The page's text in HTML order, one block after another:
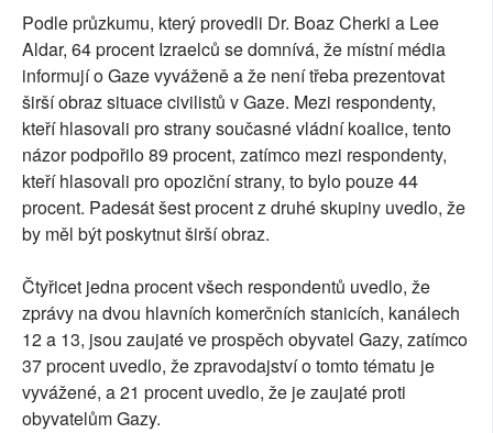
Podle průzkumu, který provedli Dr. Boaz Cherki a Lee
Aldar, 64 procent Izraelců se domnívá, že místní média
informují o Gaze vyváženě a že není třeba prezentovat
širší obraz situace civilistů v Gaze. Mezi respondenty,
kteří hlasovali pro strany současné vládní koalice, tento
názor podpořilo 89 procent, zatímco mezi respondenty,
kteří hlasovali pro opoziční strany, to bylo pouze 44
procent. Padesát šest procent z druhé skupiny uvedlo, že
by měl být poskytnut širší obraz.
Čtyřicet jedna procent všech respondentů uvedlo, že
zprávy na dvou hlavních komerčních stanicích, kanálech
12 a 13, jsou zaujaté ve prospěch obyvatel Gazy, zatímco
37 procent uvedlo, že zpravodajství o tomto tématu je
vyvážené, a 21 procent uvedlo, že je zaujaté proti
obyvatelům Gazy.